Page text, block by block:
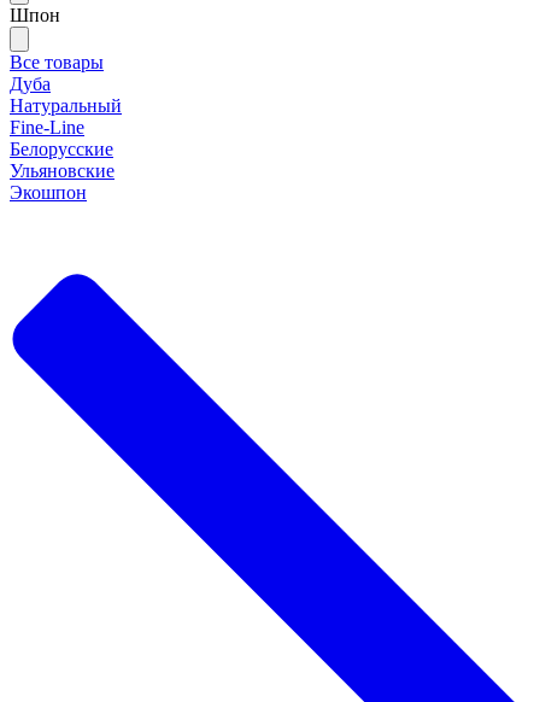
Шпон
Все товары
Дуба
Натуральный
Fine-Line
Белорусские
Ульяновские
Экошпон